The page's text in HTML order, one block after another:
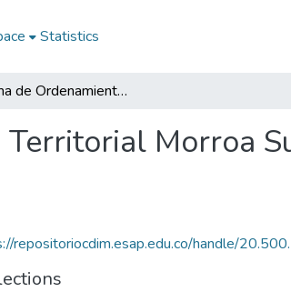
Statistics
Esquema de Ordenamiento Territorial Morroa Sucre 2008 - 2011: EOT Morroa Sucre 2008 - 2011
Morroa
repositoriocdim.esap.edu.co/handle/